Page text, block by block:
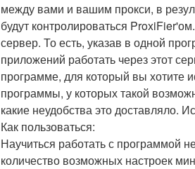
между вами и вашим прокси, в
будут контролироваться
сервер. То есть, указав в одной
приложений работать через этот
программе, для который вы хотите
программы, у которых такой
какие неудобства это доставляло.
Как пользоваться:
Научиться работать с программой
количество возможных настроек